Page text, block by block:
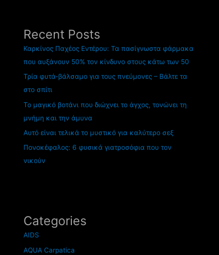
Recent Posts
Καρκίνος Παχέος Εντέρου: Τα πασίγνωστα φάρμακα
που αυξάνουν 50% τον κίνδυνο στους κάτω των 50
Τρία φυτά-βάλσαμο για τους πνεύμονες – Βάλτε τα
στο σπίτι
Το μαγικό βοτάνι που διώχνει το άγχος, τονώνει τη
μνήμη και την άμυνα
Αυτό είναι τελικά το μυστικό για καλύτερο σεξ
Πονοκέφαλος: 6 φυσικά γιατροσόφια που τον
νικούν
Categories
AIDS
AQUA Carpatica